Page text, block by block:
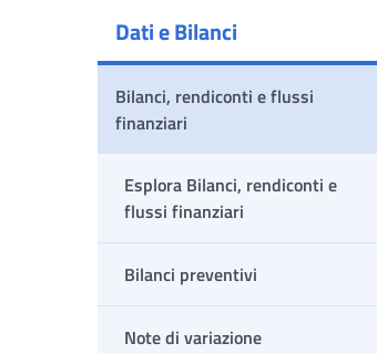
Dati e Bilanci
Bilanci, rendiconti e flussi
finanziari
Apri sottomenu
Esplora Bilanci, rendiconti e
flussi finanziari
Bilanci preventivi
Apri sottomenu
Note di variazione